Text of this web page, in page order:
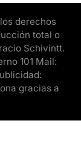
derechos
total o
Schivintt.
101 Mail:
gracias a